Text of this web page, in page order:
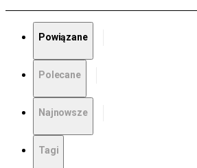
Powiązane
Polecane
Najnowsze
Tagi